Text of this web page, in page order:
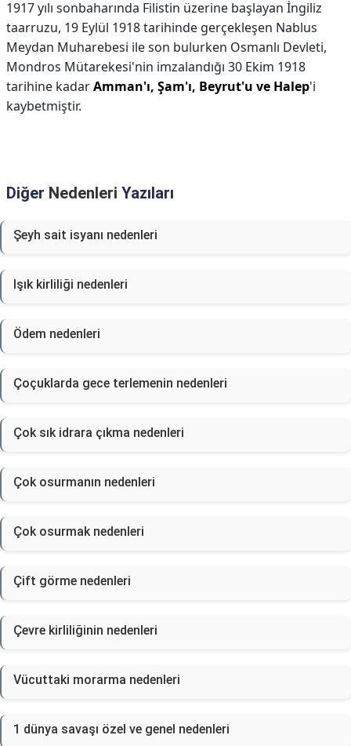
1917 yılı sonbaharında Filistin üzerine başlayan İngiliz
taarruzu, 19 Eylül 1918 tarihinde gerçekleşen Nablus
Meydan Muharebesi ile son bulurken Osmanlı Devleti,
Mondros Mütarekesi'nin imzalandığı 30 Ekim 1918
tarihine kadarAmman'ı, Şam'ı, Beyrut'u ve Halep'i
kaybetmiştir.
Diğer Nedenleri Yazıları
Şeyh sait isyanı nedenleri
Işık kirliliği nedenleri
Ödem nedenleri
Çoçuklarda gece terlemenin nedenleri
Çok sık idrara çıkma nedenleri
Çok osurmanın nedenleri
Çok osurmak nedenleri
Çift görme nedenleri
Çevre kirliliğinin nedenleri
Vücuttaki morarma nedenleri
1 dünya savaşı özel ve genel nedenleri